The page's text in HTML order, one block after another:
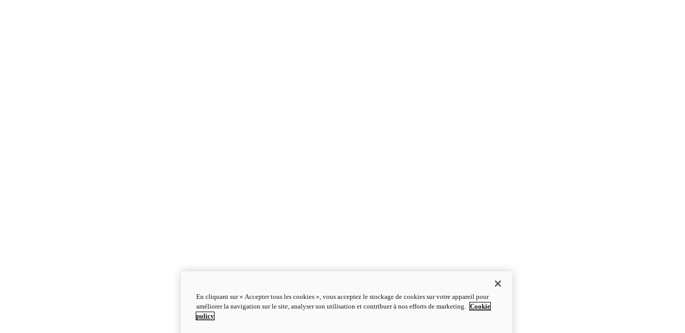
En cliquant sur « Accepter tous les cookies », vous acceptez le stockage de cookies sur votre appareil pour
améliorer la navigation sur le site, analyser son utilisation et contribuer à nos efforts de marketing. Cookie
policy